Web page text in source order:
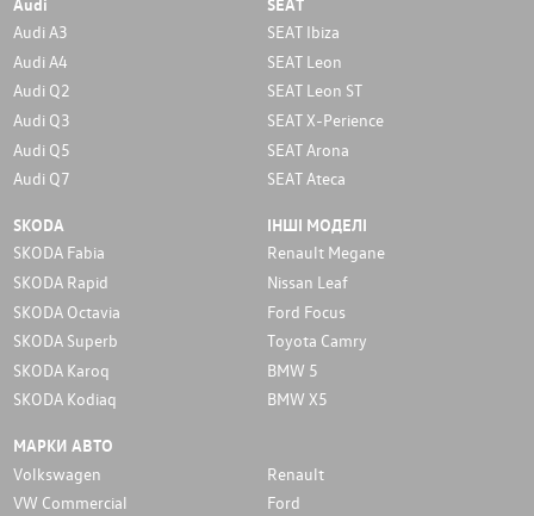
Audi A3
Audi A4
Audi Q2
Audi Q3
Audi Q5
Audi Q7
SEAT Ibiza
SEAT Leon
SEAT Leon ST
SEAT X-Perience
SEAT Arona
SEAT Ateca
SKODA
SKODA Fabia
SKODA Rapid
SKODA Octavia
SKODA Superb
SKODA Karoq
SKODA Kodiaq
ІНШІ МОДЕЛІ
Renault Megane
Nissan Leaf
Ford Focus
Toyota Camry
BMW 5
BMW X5
МАРКИ АВТО
Volkswagen
Renault
VW Commercial
Ford